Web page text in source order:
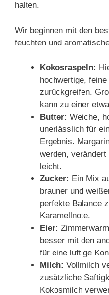
halten.
Wir beginnen mit den
feuchten und
Kokosraspeln:
hochwertige,
zurückgreifen.
kann zu einer
Butter: Weiche,
unerlässlich für
Ergebnis.
werden,
leicht.
Zucker: Ein Mix
brauner und
perfekte Balance
Karamellnote.
Eier:
besser mit den
für eine luftige
Milch: Vollmilch
zusätzliche
Kokosmilch